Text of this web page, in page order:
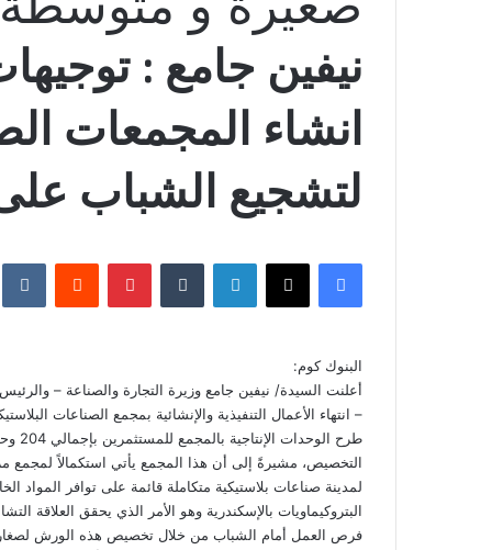
نيفين جامع :
انشاء المجمعات
لتشجيع الشباب
فيسبوك ‫X لينكدإن بينتيريست
البنوك كوم:
أعلنت السيدة/ نيفين جامع وزيرة التجارة والصناعة –
لمدينة صناعات بلاستيكية متكاملة قائمة على توافر المواد
البتروكيماويات بالإسكندرية وهو الأمر الذي يحقق العلاقة
فرص العمل أمام الشباب من خلال تخصيص هذه الورش